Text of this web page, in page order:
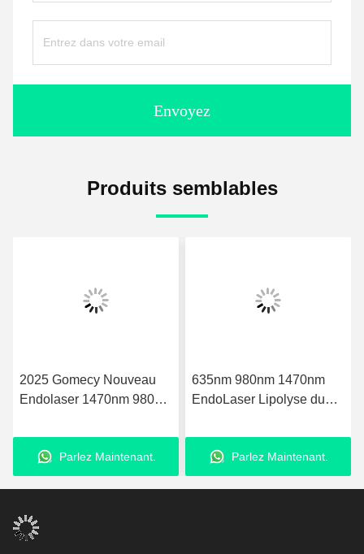
Envoyez
Produits semblables
2025 Gomecy Nouveau
Endolaser 1470nm 980nm
Lifting Facial et
LiposuccionParlez Maintenant.
635nm 980nm 1470nm
EndoLaser Lipolyse du
Microchirurgie Réduction
de la graisse Contourage
du corps et étirement de la
Parlez Maintenant.